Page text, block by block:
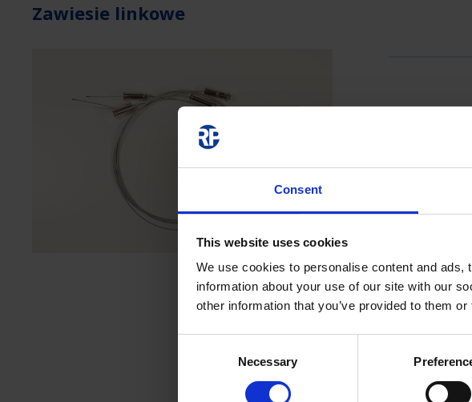
Consent
This website uses cookies
We use cookies to personalise content and
information about your use of our site with our
other information that you’ve provided to them
Necessary
Zawiesie linkowe
Wysokość
Karta